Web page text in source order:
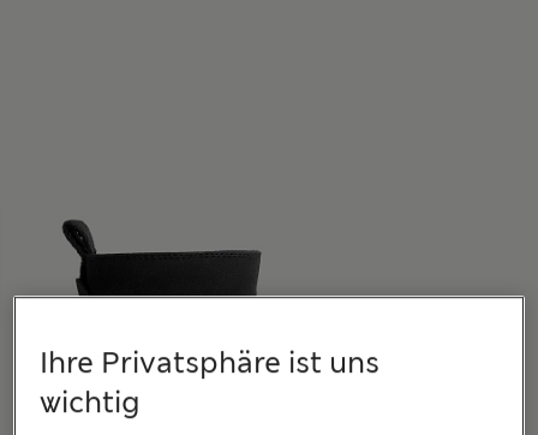
Ihre Privatsphäre ist uns
wichtig